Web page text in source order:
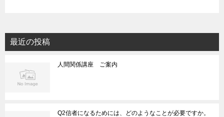
最近の投稿
人間関係講座 ご案内
Q2信者になるためには、どのようなことが必要ですか。